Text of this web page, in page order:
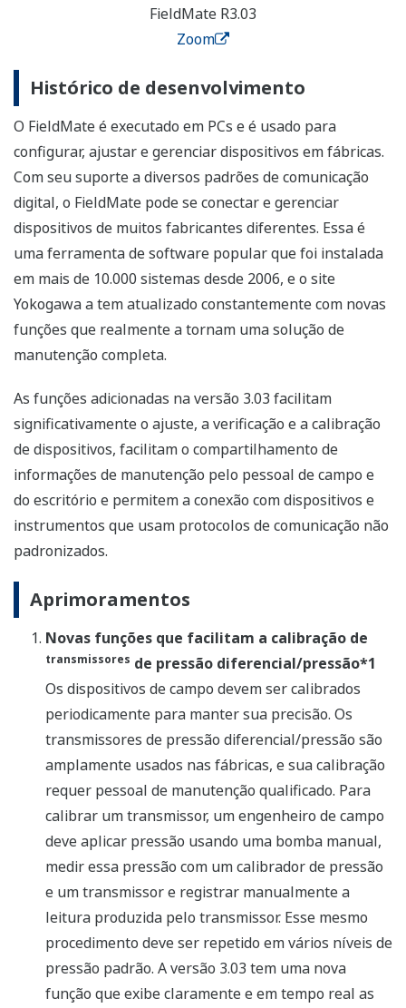
FieldMate R3.03
Zoom
Histórico de desenvolvimento
O FieldMate é executado em PCs e é usado para
configurar, ajustar e gerenciar dispositivos em fábricas.
Com seu suporte a diversos padrões de comunicação
digital, o FieldMate pode se conectar e gerenciar
dispositivos de muitos fabricantes diferentes. Essa é
uma ferramenta de software popular que foi instalada
em mais de 10.000 sistemas desde 2006, e o site
Yokogawa a tem atualizado constantemente com novas
funções que realmente a tornam uma solução de
manutenção completa.
As funções adicionadas na versão 3.03 facilitam
significativamente o ajuste, a verificação e a calibração
de dispositivos, facilitam o compartilhamento de
informações de manutenção pelo pessoal de campo e
do escritório e permitem a conexão com dispositivos e
instrumentos que usam protocolos de comunicação não
padronizados.
Aprimoramentos
Novas funções que facilitam a calibração de
transmissores de pressão diferencial/pressão*1
Os dispositivos de campo devem ser calibrados
periodicamente para manter sua precisão. Os
transmissores de pressão diferencial/pressão são
amplamente usados nas fábricas, e sua calibração
requer pessoal de manutenção qualificado. Para
calibrar um transmissor, um engenheiro de campo
deve aplicar pressão usando uma bomba manual,
medir essa pressão com um calibrador de pressão
e um transmissor e registrar manualmente a
leitura produzida pelo transmissor. Esse mesmo
procedimento deve ser repetido em vários níveis de
pressão padrão. A versão 3.03 tem uma nova
função que exibe claramente e em tempo real as